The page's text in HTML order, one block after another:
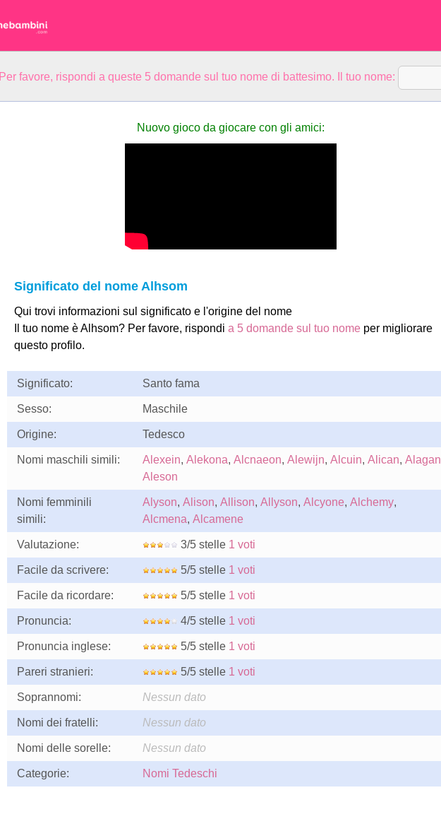
Per favore, rispondi a queste 5 domande sul tuo nome di battesimo. Il tuo nome:
Nuovo gioco da giocare con gli amici:
Significato del nome Alhsom
Qui trovi informazioni sul significato e l'origine del nome
Il tuo nome è Alhsom? Per favore, rispondi a 5 domande sul tuo nomeper migliorare
questo profilo.
Significato: Santo fama
Sesso: Maschile
Origine: Tedesco
Nomi maschili simili: Alexein, Alekona, Alcnaeon, Alewijn, Alcuin, Alican, Alagan
Aleson
Nomi femminili
simili:
Alyson, Alison, Allison, Allyson, Alcyone, Alchemy,
Alcmena, Alcamene
Valutazione: 3/5 stelle 1 voti
Facile da scrivere: 5/5 stelle 1 voti
Facile da ricordare: 5/5 stelle 1 voti
Pronuncia: 4/5 stelle 1 voti
Pronuncia inglese: 5/5 stelle 1 voti
Pareri stranieri: 5/5 stelle 1 voti
Soprannomi: Nessun dato
Nomi dei fratelli: Nessun dato
Nomi delle sorelle: Nessun dato
Categorie: Nomi Tedeschi